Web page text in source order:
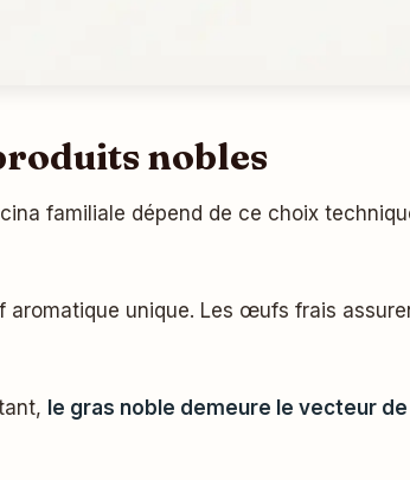
nobles
familiale dépend de ce choix
aromatique unique. Les œufs frais
le gras noble demeure le vecteur